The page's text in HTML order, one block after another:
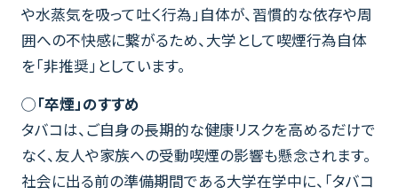
や水蒸気を吸って吐く行為」自体が、習慣的な依存や周
囲への不快感に繋がるため、大学として喫煙行為自体
を「非推奨」としています。
◯「卒煙」のすすめ
タバコは、ご自身の長期的な健康リスクを高めるだけで
なく、友人や家族への受動喫煙の影響も懸念されます。
社会に出る前の準備期間である大学在学中に、「タバコ